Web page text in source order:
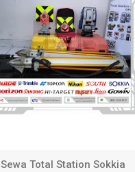
Sewa Total Station Sokkia